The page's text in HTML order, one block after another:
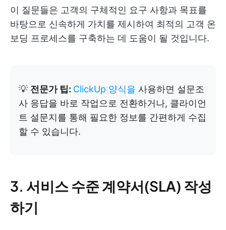
이 질문들은 고객의 구체적인 요구 사항과 목표를
바탕으로 신속하게 가치를 제시하여 최적의 고객 온
보딩 프로세스를 구축하는 데 도움이 될 것입니다.
💡 전문가 팁: ClickUp 양식을 사용하면 설문조
사 응답을 바로 작업으로 전환하거나, 클라이언
트 설문지를 통해 필요한 정보를 간편하게 수집
할 수 있습니다.
3. 서비스 수준 계약서(SLA) 작성
하기